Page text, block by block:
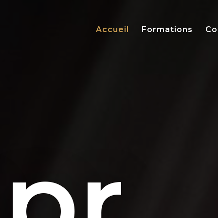
Accueil Formations